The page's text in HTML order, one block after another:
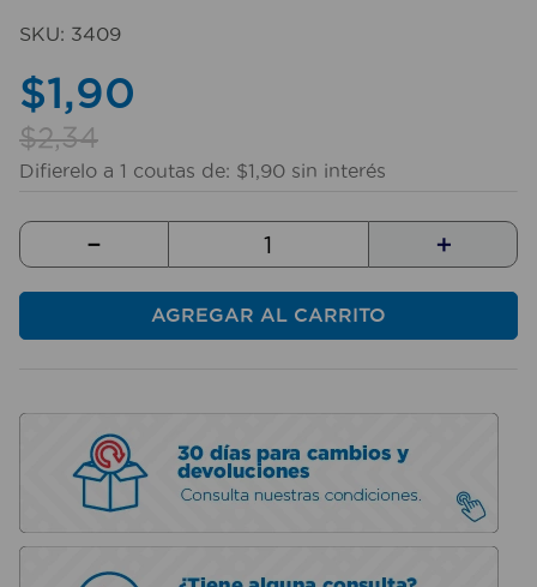
SKU: 3409
$1,90
$2,34
Difierelo a 1 coutas de: $1,90 sin interés
＋
－
AGREGAR AL CARRITO
10. taladro